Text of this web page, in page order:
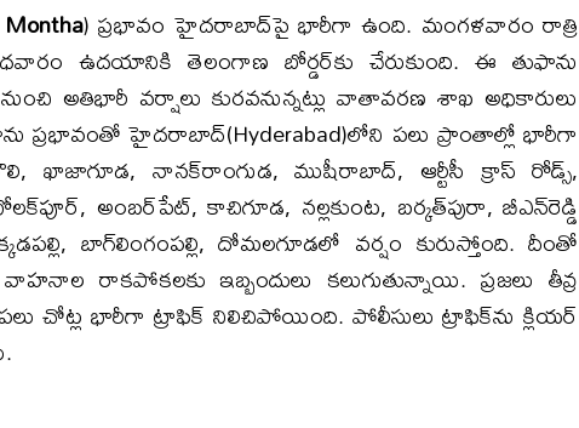
) ప్రభావం హైదరాబాద్‌పై భారీగా ఉంది. మంగళవారం రాత్రి
ఉదయానికి తెలంగాణ బోర్డర్‌కు చేరుకుంది. ఈ తుఫాను
అతిభారీ వర్షాలు కురవనున్నట్లు వాతావరణ శాఖ అధికారులు
ప్రభావంతో హైదరాబాద్‌(Hyderabad)లోని పలు ప్రాంతాల్లో భారీగా
ఖాజాగూడ, నానక్‌రాంగుడ, ముషీరాబాద్, ఆర్టీసీ క్రాస్ రోడ్స్,
అంబర్‌పేట్, కాచిగూడ, నల్లకుంట, బర్కత్‌పురా, బీఎన్‌రెడ్డి
బాగ్‌లింగంపల్లి, దోమలగూడలో వర్షం కురుస్తోంది. దీంతో
రాకపోకలకు ఇబ్బందులు కలుగుతున్నాయి. ప్రజలు తీవ్ర
పలు చోట్ల భారీగా ట్రాఫిక్ నిలిచిపోయింది. పోలీసులు ట్రాఫిక్‌ను క్లియర్